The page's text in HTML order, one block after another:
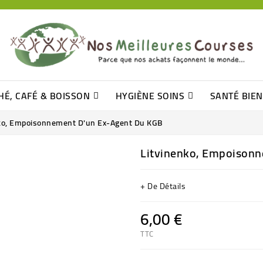
CAFÉ & BOISSON HYGIÈNE SOINS SANTÉ
Empoisonnement D'un Ex-Agent Du KGB
Litvinenko,
+ De Détails
6,00 €
TTC